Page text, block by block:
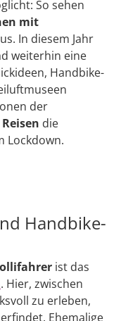
So sehen
mit
In diesem Jahr
weiterhin eine
Handbike-
der
die
Lockdown.
Handbike-
ist das
. Hier, zwischen
zu erleben,
Ehemalige